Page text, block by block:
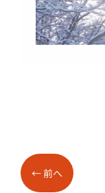
←前へ